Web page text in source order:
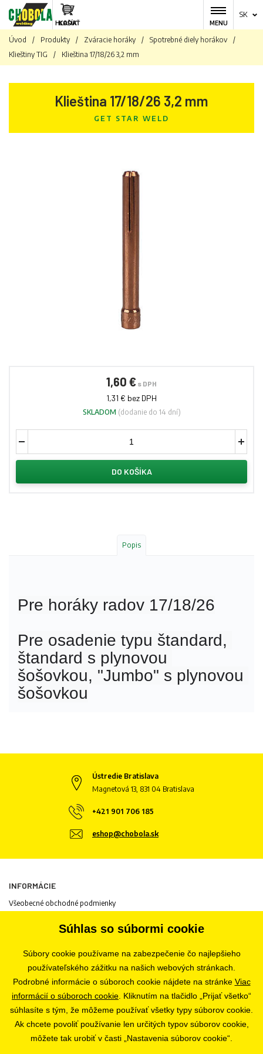
MENU
KOŠÍK
SK
HĽADAŤ
Úvod / Produkty / Zváracie horáky / Spotrebné diely horákov
/
Klieštiny TIG
/ Klieština 17/18/26 3,2 mm
Klieština 17/18/26 3,2 mm
GET STAR WELD
1,60 € s DPH
1,31 € bez DPH
SKLADOM (dodanie do 14 dní)
DO KOŠÍKA
Popis
Pre horáky radov 17/18/26
Pre osadenie typu štandard,
štandard s plynovou
šošovkou, "Jumbo" s plynovou
šošovkou
Ústredie Bratislava
Magnetová 13, 831 04 Bratislava
+421 901 706 185
eshop@chobola.sk
INFORMÁCIE
Všeobecné obchodné podmienky
Informácie o cookies
Odstúpenie od zmluvy
Ochrana osobných údajov
Nastavenia súborov cookie
PREDAJŇA
Súhlas so súbormi cookie
Súbory cookie používame na zabezpečenie čo najlepšieho
používateľského zážitku na našich webových stránkach.
Podrobné informácie o súboroch cookie nájdete na stránke Viac
informácií o súboroch cookie . Kliknutím na tlačidlo „Prijať všetko“
súhlasíte s tým, že môžeme používať všetky typy súborov cookie.
Ak chcete povoliť používanie len určitých typov súborov cookie,
môžete tak urobiť v časti „Nastavenia súborov cookie“.